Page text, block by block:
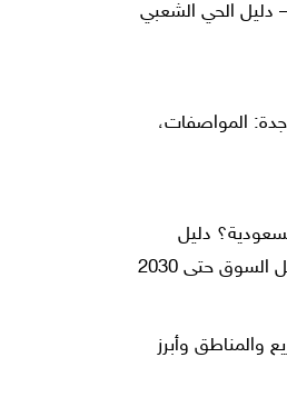
دليل الحي الشعبي
المواصفات،
دليل
حتى 2030
والمناطق وأبرز